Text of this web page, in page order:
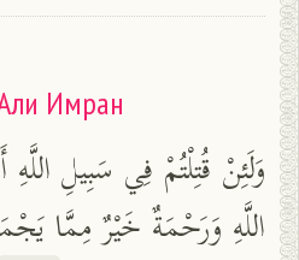
Имран
وَلَئِنْ قُتِلْتُمْ فِي سَبِيلِ
اللَّهِ وَرَحْمَةٌ خَيْرٌ مِمَّا